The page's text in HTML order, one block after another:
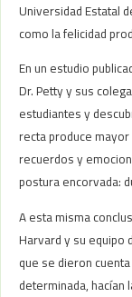
Universidad Estatal
como la felicidad
En un estudio
Dr. Petty y sus
estudiantes y
recta produce
recuerdos y
postura encorvada:
A esta misma
Harvard y su
que se dieron
determinada, hacían